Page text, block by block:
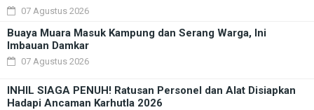
07 Agustus 2026
Buaya Muara Masuk Kampung dan Serang Warga, Ini
Imbauan Damkar
07 Agustus 2026
INHIL SIAGA PENUH! Ratusan Personel dan Alat Disiapkan
Hadapi Ancaman Karhutla 2026